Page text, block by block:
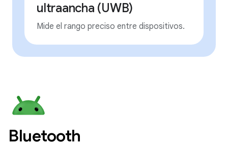
ultraancha (UWB)
Mide el rango preciso entre dispositivos.
Bluetooth